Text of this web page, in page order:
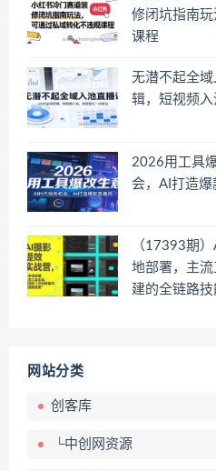
修闭坑指南
课程
无潜不起全
辑，短视频
2026用工具
会，AI打造爆
（17393期
地部署，主
建的全链路技
网站分类
创客库
└中创网资源